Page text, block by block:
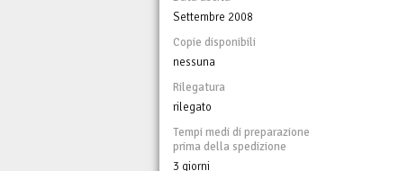
Settembre 2008
Copie disponibili
nessuna
Rilegatura
rilegato
Tempi medi di preparazione
prima della spedizione
3 giorni